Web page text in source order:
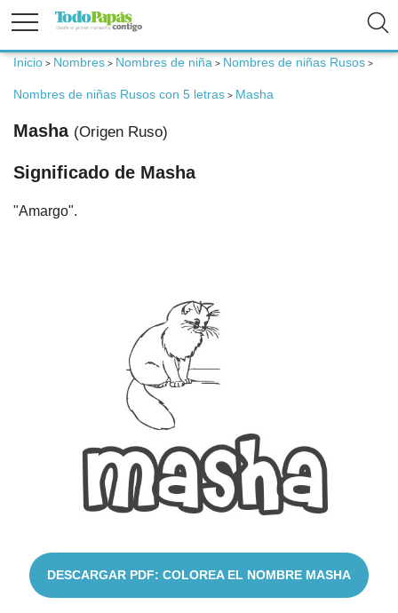
Fertilidad
Embarazo
Bebé
Niños
Inicio > Nombres > Nombres de niña > Nombres de niñas Rusos >
Nombres de niñas Rusos con 5 letras > Masha
Masha (Origen Ruso)
Significado de Masha
"Amargo".
DESCARGAR PDF: COLOREA EL NOMBRE MASHA